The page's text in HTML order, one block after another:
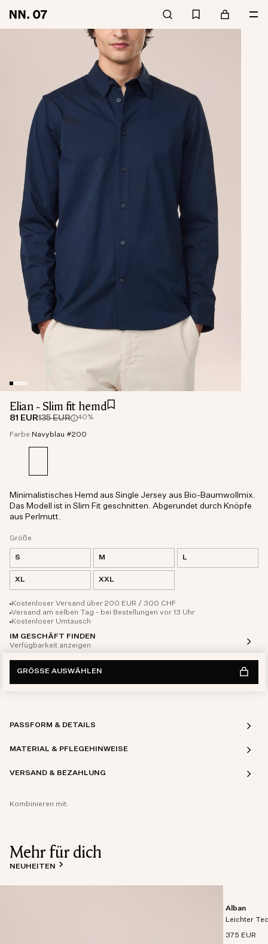
Elian - Slim fit hemd
81 EUR135 EUR 40%
Farbe: Navyblau #200
Größe
S M L
XL XXL
Kostenloser Versand über 200 EUR / 300 CHF
Versand am selben Tag - bei Bestellungen vor 13 Uhr
Kostenloser Umtausch
IM GESCHÄFT FINDEN
Verfügbarkeit anzeigen
Minimalistisches Hemd aus Single Jersey aus Bio-Baumwollmix.
Das Modell ist in Slim Fit geschnitten. Abgerundet durch Knöpfe
aus Perlmutt.
GRÖSSE AUSWÄHLEN
PASSFORM & DETAILS
MATERIAL & PFLEGEHINWEISE
VERSAND & BEZAHLUNG
Kombinieren mit:
Mehr für dich
NEUHEITEN
Alban
Leichter
375 EUR